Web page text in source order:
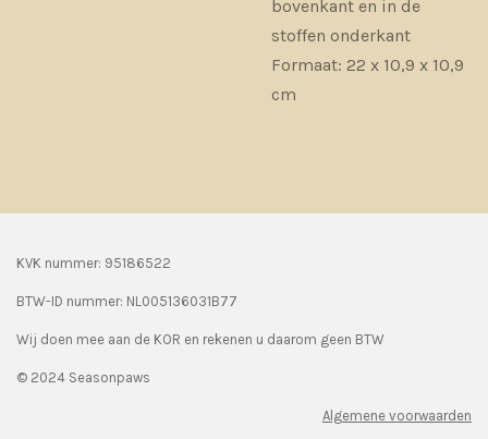
bovenkant en in de
stoffen onderkant
Formaat: 22 x 10,9 x 10,9
cm
KVK nummer: 95186522
BTW-ID nummer: NL005136031B77
Wij doen mee aan de KOR en rekenen u daarom geen BTW
© 2024 Seasonpaws
Algemene voorwaarden